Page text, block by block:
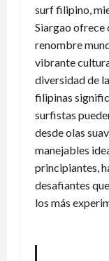
surf filipino,
Siargao ofrece
renombre
vibrante
diversidad de
filipinas
surfistas
desde olas
manejables
principiantes,
desafiantes
los más